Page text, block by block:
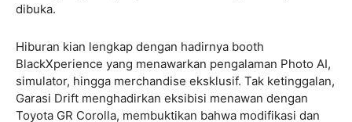
dibuka.
Hiburan kian lengkap dengan hadirnya booth
BlackXperience yang menawarkan pengalaman Photo AI,
simulator, hingga merchandise eksklusif. Tak ketinggalan,
Garasi Drift menghadirkan eksibisi menawan dengan
Toyota GR Corolla, membuktikan bahwa modifikasi dan